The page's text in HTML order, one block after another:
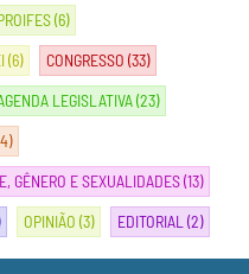
(6)
(6) CONGRESSO (33)
LEGISLATIVA(23)
GÊNERO E SEXUALIDADES(13)
OPINIÃO (3) EDITORIAL (2)